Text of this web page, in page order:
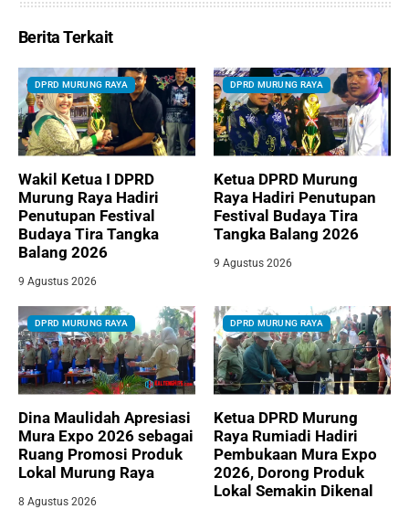
Berita Terkait
DPRD MURUNG RAYA
Wakil Ketua I DPRD
Murung Raya Hadiri
Penutupan Festival
Budaya Tira Tangka
Balang 2026
9 Agustus 2026
DPRD MURUNG RAYA
Ketua DPRD Murung
Raya Hadiri Penutupan
Festival Budaya Tira
Tangka Balang 2026
9 Agustus 2026
DPRD MURUNG RAYA
Dina Maulidah Apresiasi
Mura Expo 2026 sebagai
Ruang Promosi Produk
Lokal Murung Raya
8 Agustus 2026
DPRD MURUNG RAYA
Ketua DPRD Murung
Raya Rumiadi Hadiri
Pembukaan Mura Expo
2026, Dorong Produk
Lokal Semakin Dikenal